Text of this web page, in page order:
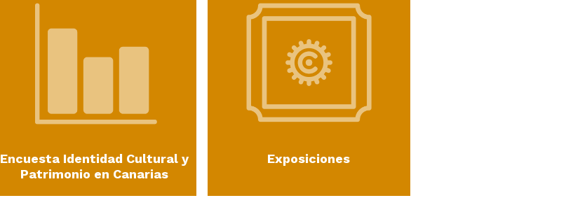
Encuesta Identidad Cultural y
Patrimonio en Canarias
Exposiciones